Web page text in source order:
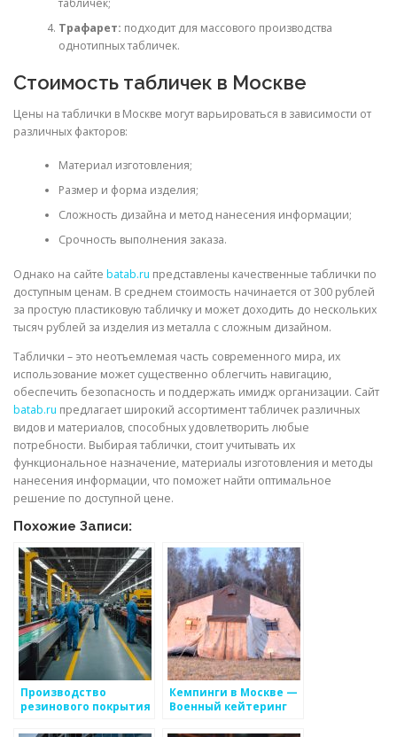
Трафарет: подходит для массового производства
однотипных табличек.
Стоимость табличек в Москве
Цены на таблички в Москве могут варьироваться в зависимости от
различных факторов:
Материал изготовления;
Размер и форма изделия;
Сложность дизайна и метод нанесения информации;
Срочность выполнения заказа.
Однако на сайте batab.ru представлены качественные таблички по
доступным ценам. В среднем стоимость начинается от 300 рублей
за простую пластиковую табличку и может доходить до нескольких
тысяч рублей за изделия из металла с сложным дизайном.
Таблички – это неотъемлемая часть современного мира, их
использование может существенно облегчить навигацию,
обеспечить безопасность и поддержать имидж организации. Сайт
batab.ru предлагает широкий ассортимент табличек различных
видов и материалов, способных удовлетворить любые
потребности. Выбирая таблички, стоит учитывать их
функциональное назначение, материалы изготовления и методы
нанесения информации, что поможет найти оптимальное
решение по доступной цене.
Похожие Записи:
Производство
резинового покрытия
Кемпинги в Москве —
Военный кейтеринг